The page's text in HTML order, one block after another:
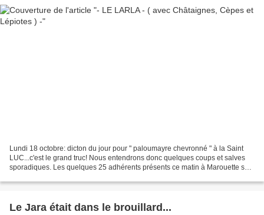
Lundi 18 octobre: dicton du jour pour " paloumayre chevronné " à la Saint
LUC...c'est le grand truc! Nous entendrons donc quelques coups et salves
sporadiques. Les quelques 25 adhérents présents ce matin à Marouette sont
Le Jara était dans le brouillard...